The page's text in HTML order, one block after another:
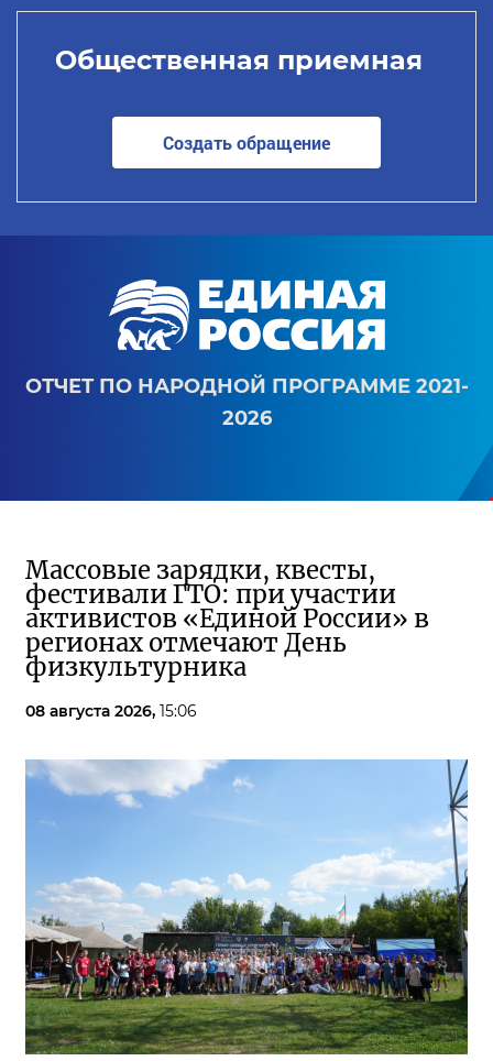
Общественная приемная
Создать обращение
ОТЧЕТ ПО НАРОДНОЙ ПРОГРАММЕ 2021-
2026
Массовые зарядки, квесты,
фестивали ГТО: при участии
активистов «Единой России» в
регионах отмечают День
физкультурника
08 августа 2026, 15:06